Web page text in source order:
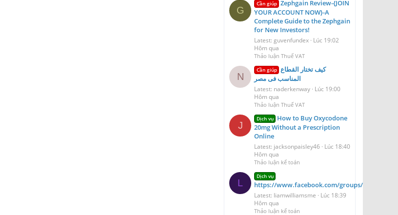
G
Cần giúp Zephgain Review-{JOIN
YOUR ACCOUNT NOW}-A
Complete Guide to the Zephgain
for New Investors!
Latest: guvenfundex Lúc 19:02
Hôm qua
Thảo luận Thuế VAT
N
Cần giúp كيف تختار القطاع
المناسب فى مصر
Latest: naderkenway Lúc 19:00
Hôm qua
Thảo luận Thuế VAT
J
Dịch vụ How to Buy Oxycodone
20mg Without a Prescription
Online
Latest: jacksonpaisley46 Lúc 18:40
Hôm qua
Thảo luận kế toán
L
Dịch vụ
https://www.facebook.com/groups/
Latest: liamwilliamsme
Lúc 18:39
Hôm qua
Thảo luận kế toán